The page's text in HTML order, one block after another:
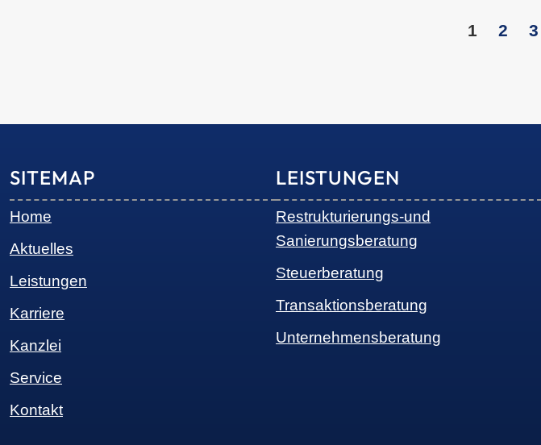
1 2 3
SITEMAP
Home
Aktuelles
Leistungen
Karriere
Kanzlei
Service
Kontakt
LEISTUNGEN
Restrukturierungs-und
Sanierungsberatung
Steuerberatung
Transaktionsberatung
Unternehmensberatung